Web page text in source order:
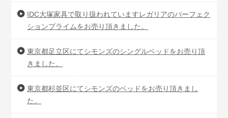
IDC大塚家具で取り扱われていますレガリアのパーフェク
ションプライムをお売り頂きました。
東京都足立区にてシモンズのシングルベッドをお売り頂
きました。
東京都杉並区にてシモンズのベッドをお売り頂きまし
た。